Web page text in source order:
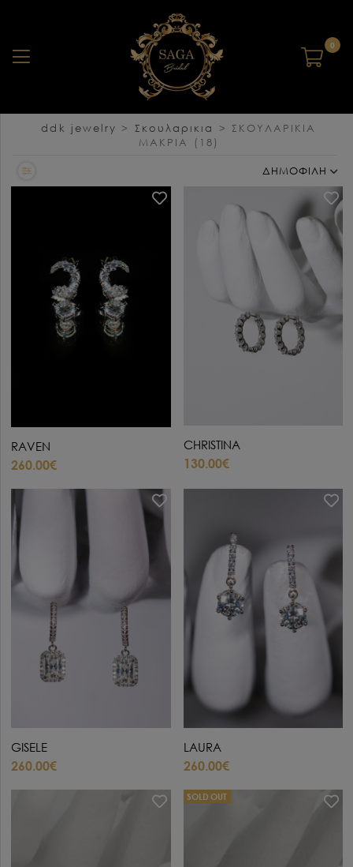
0
ddk jewelry > Σκουλαρικια > ΣΚΟΥΛΑΡΙΚΙΑ
ΜΑΚΡΙΑ
(18)
ΔΗΜΟΦΙΛΗ
RAVEN
260.00€
CHRISTINA
130.00€
GISELE
260.00€
LAURA
260.00€
SOLD OUT